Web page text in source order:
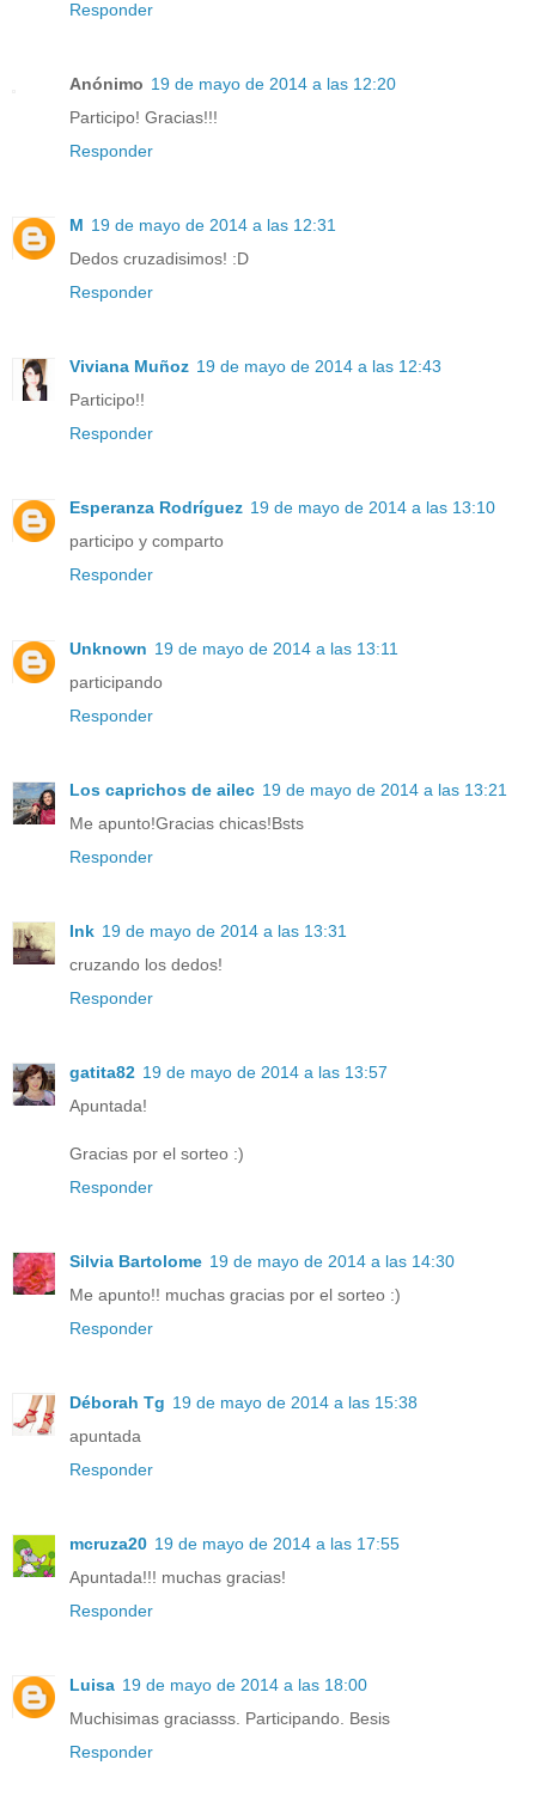
Responder
Anónimo 19 de mayo de 2014 a las 12:20
Participo! Gracias!!!
Responder
M 19 de mayo de 2014 a las 12:31
Dedos cruzadisimos! :D
Responder
Viviana Muñoz 19 de mayo de 2014 a las 12:43
Participo!!
Responder
Esperanza Rodríguez 19 de mayo de 2014 a las 13:10
participo y comparto
Responder
Unknown 19 de mayo de 2014 a las 13:11
participando
Responder
Los caprichos de ailec 19 de mayo de 2014 a las 13:21
Me apunto!Gracias chicas!Bsts
Responder
Ink 19 de mayo de 2014 a las 13:31
cruzando los dedos!
Responder
gatita82 19 de mayo de 2014 a las 13:57
Apuntada!
Gracias por el sorteo :)
Responder
Silvia Bartolome 19 de mayo de 2014 a las 14:30
Me apunto!! muchas gracias por el sorteo :)
Responder
Déborah Tg 19 de mayo de 2014 a las 15:38
apuntada
Responder
mcruza20 19 de mayo de 2014 a las 17:55
Apuntada!!! muchas gracias!
Responder
Luisa 19 de mayo de 2014 a las 18:00
Muchisimas graciasss. Participando. Besis
Responder